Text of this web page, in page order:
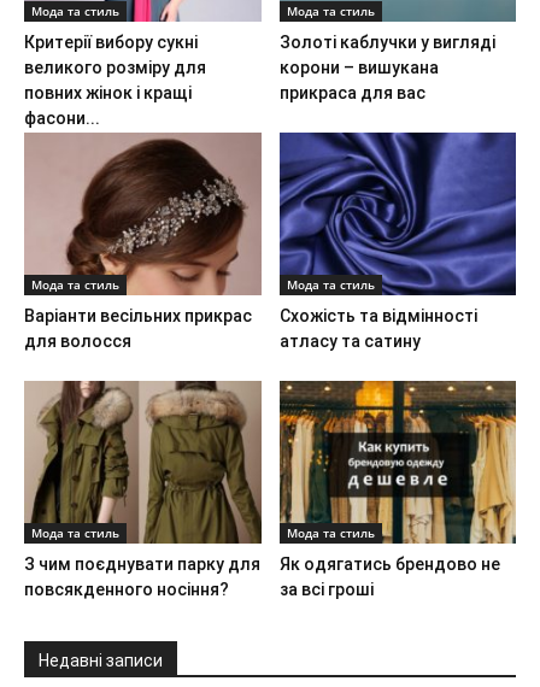
Мода та стиль
Критерії вибору сукні
великого розміру для
повних жінок і кращі
фасони...
Мода та стиль
Золоті каблучки у вигляді
корони – вишукана
прикраса для вас
Мода та стиль
Варіанти весільних прикрас
для волосся
Мода та стиль
Схожість та відмінності
атласу та сатину
Мода та стиль
З чим поєднувати парку для
повсякденного носіння?
Мода та стиль
Як одягатись брендово не
за всі гроші
Недавні записи